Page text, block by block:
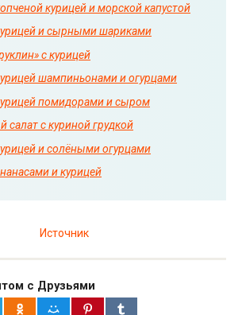
курицей и морской капустой
и сырными шариками
с курицей
шампиньонами и огурцами
помидорами и сыром
салат с куриной грудкой
и солёными огурцами
и курицей
Источник
с Друзьями